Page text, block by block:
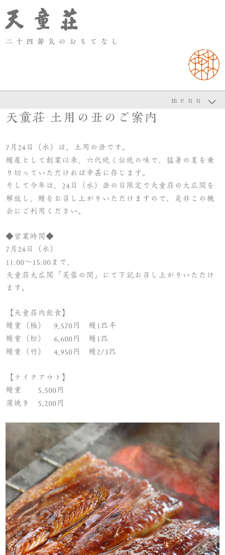
ｍｅｎｕ
7 月 24日（水）は、土用の丑です。
鰻屋として創業以来、六代続く伝統の味で、猛暑の夏を乗
り切っていただければ幸甚に存じます。
そして今年は、 24日（水）丑の日限定で天童荘の大広間を
解放し、鰻をお召し上がりいただけますので、是非この機
会にご利用ください。
◆営業時間◆
7 月 24日（水）
11:00～15:00まで、
天童荘大広間「芙蓉の間」にて下記お召し上がりいただけ
ます。
【天童荘内飲食】
鰻重（極） 9,570円 鰻 1 匹半
鰻重（松） 6,600円 鰻 1 匹
鰻重（竹） 4,950円 鰻2/3 匹
【テイクアウト】
鰻重 5,500円
蒲焼き 5,200円